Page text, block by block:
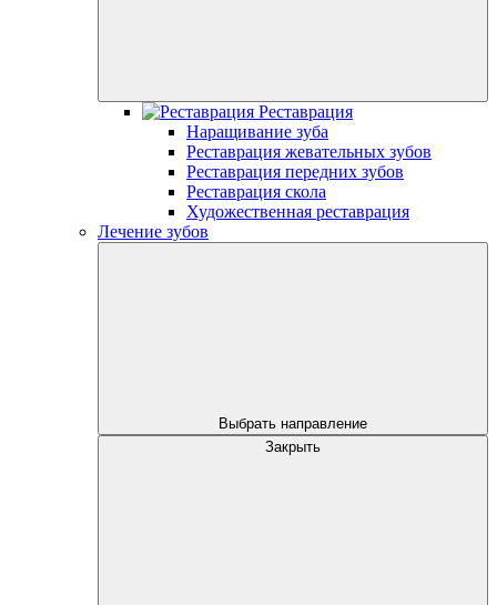
Реставрация
Наращивание зуба
Реставрация жевательных зубов
Реставрация передних зубов
Реставрация скола
Художественная реставрация
Лечение зубов
Выбрать направление
Закрыть